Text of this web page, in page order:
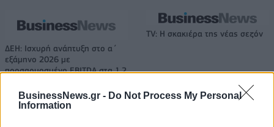
BusinessNews.gr - Do Not Process My Personal
Information
ΔΕΗ: Ισχυρή ανάπτυξη στο α΄
εξάμηνο 2026 με
προσαρμοσμένο EBITDA στα 1,2
TV: Η σκακιέρα της νέας σεζόν